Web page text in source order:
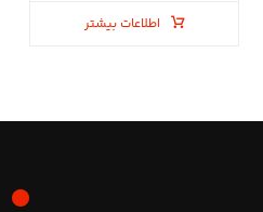
اطلاعات بیشتر